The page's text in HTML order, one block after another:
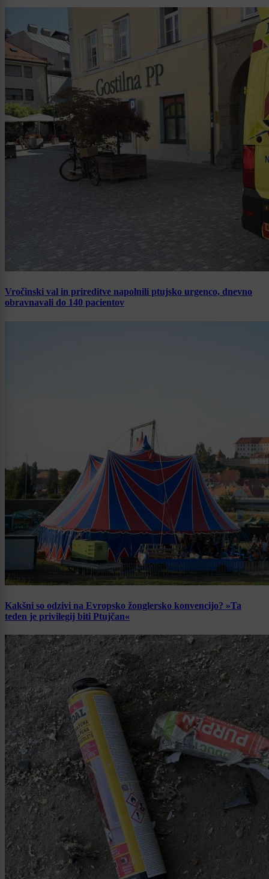
Vročinski val in prireditve napolnili ptujsko urgenco, dnevno
obravnavali do 140 pacientov
Kakšni so odzivi na Evropsko žonglersko konvencijo? »Ta
teden je privilegij biti Ptujčan«